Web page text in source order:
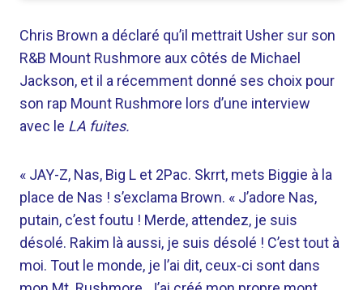
Chris Brown a déclaré qu’il mettrait Usher sur son
R&B Mount Rushmore aux côtés de Michael
Jackson, et il a récemment donné ses choix pour
son rap Mount Rushmore lors d’une interview
avec le LA fuites.
« JAY-Z, Nas, Big L et 2Pac. Skrrt, mets Biggie à la
place de Nas ! s’exclama Brown. « J’adore Nas,
putain, c’est foutu ! Merde, attendez, je suis
désolé. Rakim là aussi, je suis désolé ! C’est tout à
moi. Tout le monde, je l’ai dit, ceux-ci sont dans